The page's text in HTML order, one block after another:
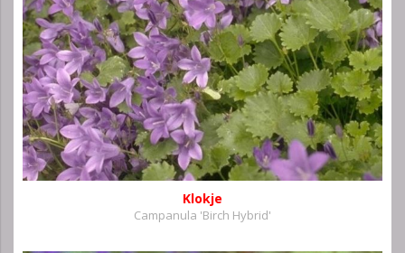
Klokje
Campanula 'Birch Hybrid'